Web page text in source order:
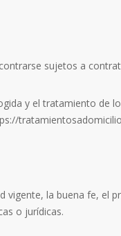
sujetos a
y el tratamiento de
la buena fe, el
o jurídicas.